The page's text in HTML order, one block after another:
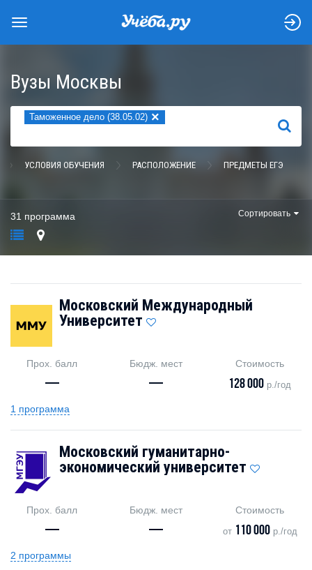
Вузы Москвы
Таможенное дело (38.05.02) ×
НАЙТИ
УСЛОВИЯ ОБУЧЕНИЯ РАСПОЛОЖЕНИЕ ПРЕДМЕТЫ ЕГЭ
31 программа Сортировать
Московский Международный
Университет
Прох. балл
—
Бюдж. мест
—
Стоимость
128 000 р./год
1 программа
Московский гуманитарно-
экономический университет
Прох. балл
—
Бюдж. мест
—
Стоимость
от 110 000р./год
2 программы